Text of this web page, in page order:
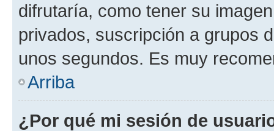
difrutaría, como tener su
privados, suscripción a grupos
unos segundos. Es muy
Arriba
¿Por qué mi sesión de